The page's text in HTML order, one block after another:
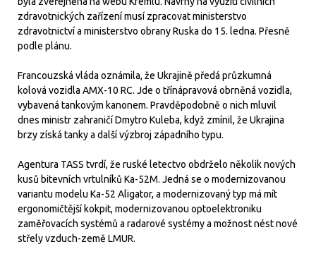
zdravotnických zařízení musí zpracovat ministerstvo
zdravotnictví a ministerstvo obrany Ruska do 15. ledna. Přesně
podle plánu.
Francouzská vláda oznámila, že Ukrajině předá průzkumná
kolová vozidla AMX-10 RC. Jde o třínápravová obrněná vozidla,
vybavená tankovým kanonem. Pravděpodobně o nich mluvil
dnes ministr zahraničí Dmytro Kuleba, když zmínil, že Ukrajina
brzy získá tanky a další výzbroj západního typu.
Agentura TASS tvrdí, že ruské letectvo obdrželo několik nových
kusů bitevních vrtulníků Ka-52M. Jedná se o modernizovanou
variantu modelu Ka-52 Aligator, a modernizovaný typ má mít
ergonomičtější kokpit, modernizovanou optoelektroniku
zaměřovacích systémů a radarové systémy a možnost nést nové
střely vzduch-země LMUR.